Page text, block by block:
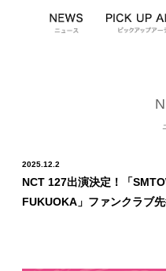
2025.12.2
NCT 127出演決定！「
FUKUOKA」ファンクラブ